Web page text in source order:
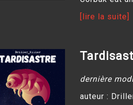
[lire la suite]
dernière
auteur :